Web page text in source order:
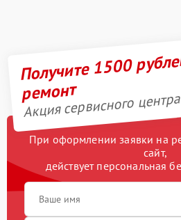
Получите 1500
ремонт
Акция сервисного
При оформлении заявки на
сайт,
действует персональная